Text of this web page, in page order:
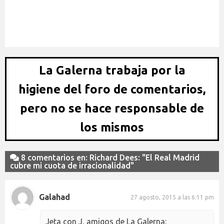
La Galerna trabaja por la
higiene del foro de comentarios,
pero no se hace responsable de
los mismos
8 comentarios en: Richard Dees: "El Real Madrid
cubre mi cuota de irracionalidad"
Galahad 27 agosto, 2015 a las 6:11 pm
Jeta con J, amigos de La Galerna: